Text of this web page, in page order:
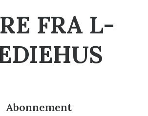
FRA L-
Abonnement